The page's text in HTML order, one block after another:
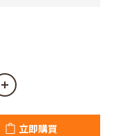
立即購買